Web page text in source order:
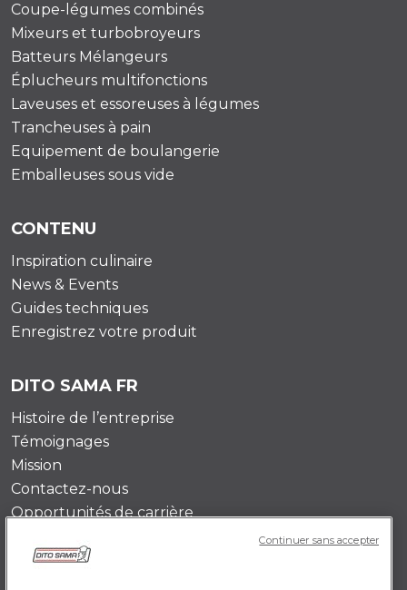
Coupe-légumes combinés
Mixeurs et turbobroyeurs
Batteurs Mélangeurs
Éplucheurs multifonctions
Laveuses et essoreuses à légumes
Trancheuses à pain
Equipement de boulangerie
Emballeuses sous vide
CONTENU
Inspiration culinaire
News & Events
Guides techniques
Enregistrez votre produit
DITO SAMA FR
Histoire de l’entreprise
Témoignages
Mission
Contactez-nous
Opportunités de carrière
POLICY FR
Continuer sans accepter